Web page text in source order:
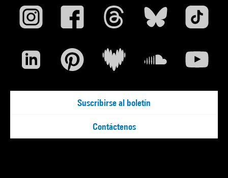
Suscribirse al boletín
Contáctenos